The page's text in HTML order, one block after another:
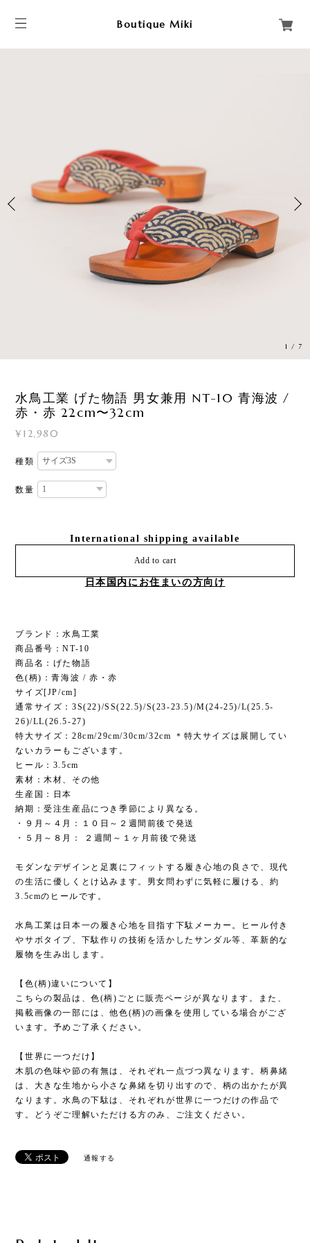
Boutique Miki
1 / 7
水鳥工業 げた物語 男女兼用 NT-10 青海波 /
赤・赤 22cm〜32cm
¥12,980
種類
数量
International shipping available
Add to cart
日本国内にお住まいの方向け
ブランド：水鳥工業
商品番号：NT-10
商品名：げた物語
色(柄)：青海波 / 赤・赤
サイズ[JP/cm]
通常サイズ：3S(22)/SS(22.5)/S(23-23.5)/M(24-25)/L(25.5-
26)/LL(26.5-27)
特大サイズ：28cm/29cm/30cm/32cm ＊特大サイズは展開してい
ないカラーもございます。
ヒール：3.5cm
素材：木材、その他
生産国：日本
納期：受注生産品につき季節により異なる。
・９月～４月：１０日～２週間前後で発送
・５月～８月： ２週間～１ヶ月前後で発送
モダンなデザインと足裏にフィットする履き心地の良さで、現代
の生活に優しくとけ込みます。男女問わずに気軽に履ける、約
3.5cmのヒールです。
水鳥工業は日本一の履き心地を目指す下駄メーカー。ヒール付き
やサボタイプ、下駄作りの技術を活かしたサンダル等、革新的な
履物を生み出します。
【色(柄)違いについて】
こちらの製品は、色(柄)ごとに販売ページが異なります。また、
掲載画像の一部には、他色(柄)の画像を使用している場合がござ
います。予めご了承ください。
【世界に一つだけ】
木肌の色味や節の有無は、それぞれ一点づつ異なります。柄鼻緒
は、大きな生地から小さな鼻緒を切り出すので、柄の出かたが異
なります。水鳥の下駄は、それぞれが世界に一つだけの作品で
す。どうぞご理解いただける方のみ、ご注文ください。
通報する